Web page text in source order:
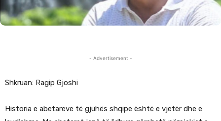
- Advertisement -
Shkruan: Ragip Gjoshi
Historia e abetareve të gjuhës shqipe është e vjetër dhe e